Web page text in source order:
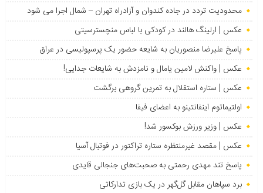
محدودیت تردد در جاده کندوان و آزادراه تهران – شمال اجرا می شود
عکس | ارلینگ هالند در کودکی با لباس منچسترسیتی
پاسخ علیرضا منصوریان به شایعه حضور یک پرسپولیسی در عراق
عکس | واکنش لامین یامال و نامزدش به شایعات جدایی!
عکس | ستاره استقلال به تمرین گروهی برگشت
اولتیماتوم اینفانتینو به اعضای فیفا
عکس | وزیر ورزش بوکسور شد!
عکس | مقصد غیرمنتظره ستاره تراکتور در فوتبال آسیا
پاسخ تند مهدی رحمتی به صحبت‌های جنجالی قایدی
برد سپاهان مقابل گل‌گهر در یک بازی تدارکاتی